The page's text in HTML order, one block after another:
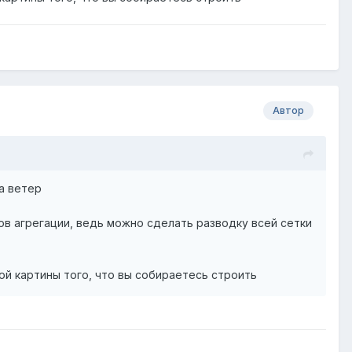
Автор
ветер
агрегации, ведь можно сделать разводку всей сетки
картины того, что вы собираетесь строить